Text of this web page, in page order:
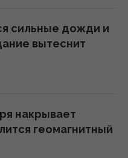
может
свободы, –
Patriot в
дроны, -
сильные дожди и
вытеснит
накрывает
геомагнитный